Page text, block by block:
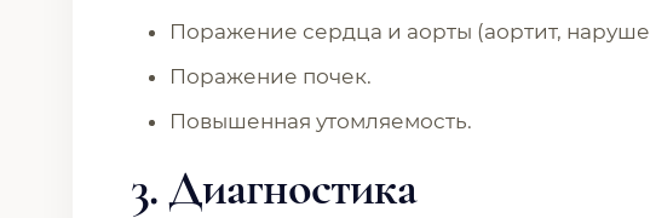
Поражение сердца и аорты (аортит,
Поражение почек.
Повышенная утомляемость.
3.Диагностика